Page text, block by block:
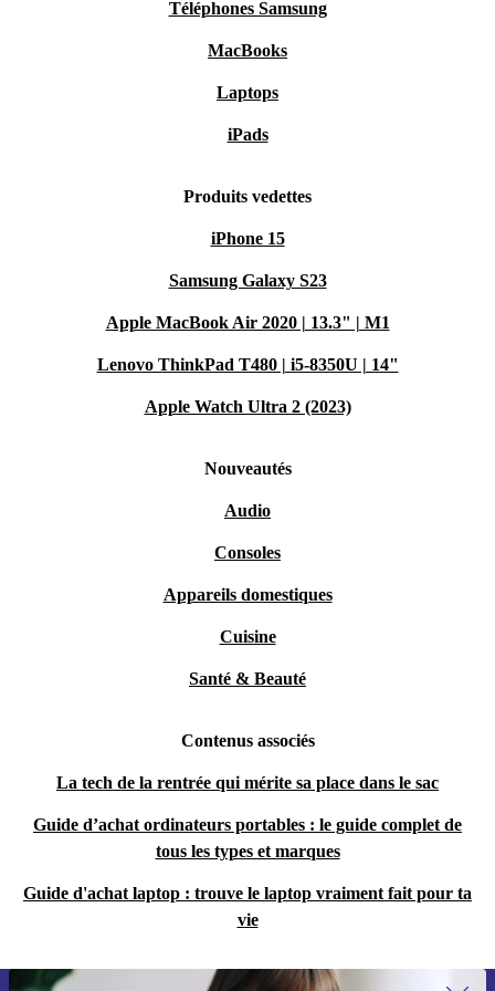
Téléphones Samsung
MacBooks
Laptops
iPads
Produits vedettes
iPhone 15
Samsung Galaxy S23
Apple MacBook Air 2020 | 13.3" | M1
Lenovo ThinkPad T480 | i5-8350U | 14"
Apple Watch Ultra 2 (2023)
Nouveautés
Audio
Consoles
Appareils domestiques
Cuisine
Santé & Beauté
Contenus associés
La tech de la rentrée qui mérite sa place dans le sac
Guide d’achat ordinateurs portables : le guide complet de
tous les types et marques
Guide d'achat laptop : trouve le laptop vraiment fait pour ta
vie